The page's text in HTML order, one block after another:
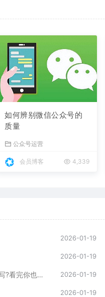
如何辨别微信公众号的
质量
公众号运营
会员博客 4,339
2026-01-19
2026-01-19
微信公众号活动策划方案新手该如何写?看完你也可以直接套用 2026-01-19
2026-01-19